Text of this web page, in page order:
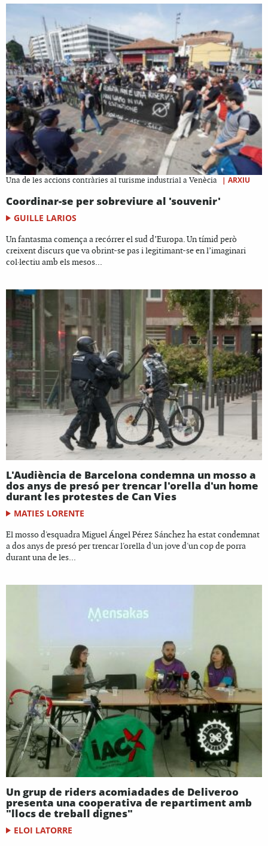
Una de les accions contràries al turisme industrial a Venècia | ARXIU
Coordinar-se per sobreviure al 'souvenir'
GUILLE LARIOS
Un fantasma comença a recórrer el sud d’Europa. Un tímid però
creixent discurs que va obrint-se pas i legitimant-se en l’imaginari
col·lectiu amb els mesos...
L'Audiència de Barcelona condemna un mosso a
dos anys de presó per trencar l'orella d'un home
durant les protestes de Can Vies
MATIES LORENTE
El mosso d'esquadra Miguel Ángel Pérez Sánchez ha estat condemnat
a dos anys de presó per trencar l'orella d'un jove d'un cop de porra
durant una de les...
​Un grup de riders acomiadades de Deliveroo
presenta una cooperativa de repartiment amb
"llocs de treball dignes"
ELOI LATORRE